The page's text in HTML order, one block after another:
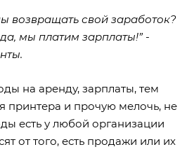
возвращать свой заработок?
мы платим зарплаты!” -
на аренду, зарплаты, тем
принтера и прочую мелочь, не
есть у любой организации
от того, есть продажи или их